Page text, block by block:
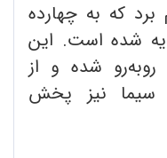
برد که به چهارده
شده است. این
شده و از
سیما نیز پخش